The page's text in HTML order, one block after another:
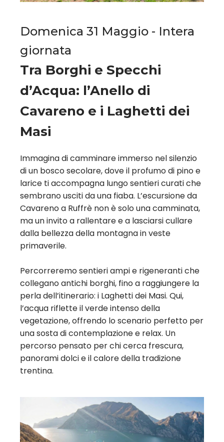
Domenica 31 Maggio - Intera
giornata
Tra Borghi e Specchi
d’Acqua: l’Anello di
Cavareno e i Laghetti dei
Masi
Immagina di camminare immerso nel silenzio
di un bosco secolare, dove il profumo di pino e
larice ti accompagna lungo sentieri curati che
sembrano usciti da una fiaba. L’escursione da
Cavareno a Ruffrè non è solo una camminata,
ma un invito a rallentare e a lasciarsi cullare
dalla bellezza della montagna in veste
primaverile.
Percorreremo sentieri ampi e rigeneranti che
collegano antichi borghi, fino a raggiungere la
perla dell’itinerario: i Laghetti dei Masi. Qui,
l’acqua riflette il verde intenso della
vegetazione, offrendo lo scenario perfetto per
una sosta di contemplazione e relax. Un
percorso pensato per chi cerca frescura,
panorami dolci e il calore della tradizione
trentina.